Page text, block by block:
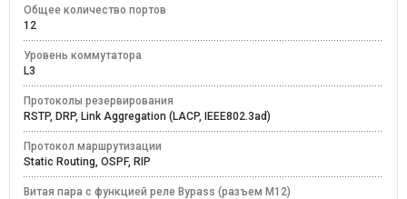
Общее количество портов
12
Уровень коммутатора
L3
Протоколы резервирования
RSTP, DRP, Link Aggregation (LACP, IEEE802.3ad)
Протокол маршрутизации
Static Routing, OSPF, RIP
Витая пара с функцией реле Bypass (разъем M12)